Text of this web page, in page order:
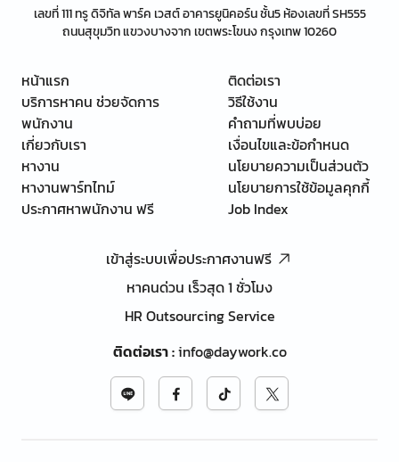
เลขที่ 111 ทรู ดิจิทัล พาร์ค เวสต์ อาคารยูนิคอร์น ชั้น5 ห้องเลขที่ SH555
ถนนสุขุมวิท แขวงบางจาก เขตพระโขนง กรุงเทพ 10260
หน้าแรก
บริการหาคน ช่วยจัดการ
พนักงาน
เกี่ยวกับเรา
หางาน
หางานพาร์ทไทม์
ประกาศหาพนักงาน ฟรี
ติดต่อเรา
วิธีใช้งาน
คำถามที่พบบ่อย
เงื่อนไขและข้อกำหนด
นโยบายความเป็นส่วนตัว
นโยบายการใช้ข้อมูลคุกกี้
Job Index
เข้าสู่ระบบเพื่อประกาศงานฟรี
หาคนด่วน เร็วสุด 1 ชั่วโมง
HR Outsourcing Service
ติดต่อเรา:info@daywork.co